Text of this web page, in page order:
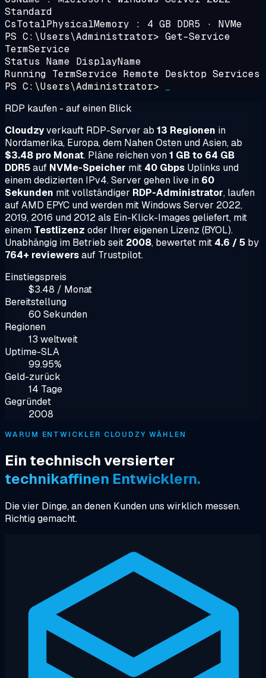
Standard
CsTotalPhysicalMemory : 4 GB DDR5 · NVMe
PS C:\Users\Administrator> Get-Service
TermService
Status Name DisplayName
Running TermService Remote Desktop Services
PS C:\Users\Administrator>
RDP kaufen - auf einen Blick
Cloudzyverkauft RDP-Server ab 13 Regionen in
Nordamerika, Europa, dem Nahen Osten und Asien, ab
$3.48 pro Monat. Pläne reichen von1 GB to 64 GB
DDR5auf NVMe-Speicher mit 40 Gbps Uplinks und
einem dedizierten IPv4. Server gehen live in 60
Sekunden mit vollständiger RDP-Administrator, laufen
auf AMD EPYC und werden mit Windows Server 2022,
2019, 2016 und 2012 als Ein-Klick-Images geliefert, mit
einem Testlizenz oder Ihrer eigenen Lizenz (BYOL).
Unabhängig im Betrieb seit 2008, bewertet mit 4.6 / 5 by
764+ reviewersauf Trustpilot.
Einstiegspreis
$3.48 / Monat
Bereitstellung
60 Sekunden
Regionen
13 weltweit
Uptime-SLA
99.95%
Geld-zurück
14 Tage
Gegründet
2008
WARUM ENTWICKLER CLOUDZY WÄHLEN
Ein technisch versierter
technikaffinen Entwicklern.
Die vier Dinge, an denen Kunden uns wirklich messen.
Richtig gemacht.